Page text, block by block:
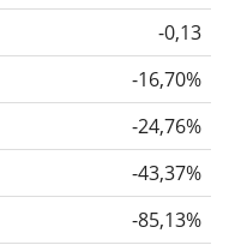
-0,13
-16,70%
-24,76%
-43,37%
-85,13%